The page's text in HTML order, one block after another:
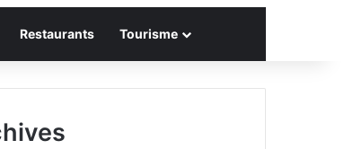
Restaurants Tourisme